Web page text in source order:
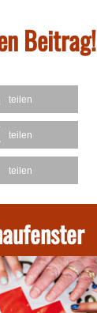
Beitrag!
teilen
teilen
teilen